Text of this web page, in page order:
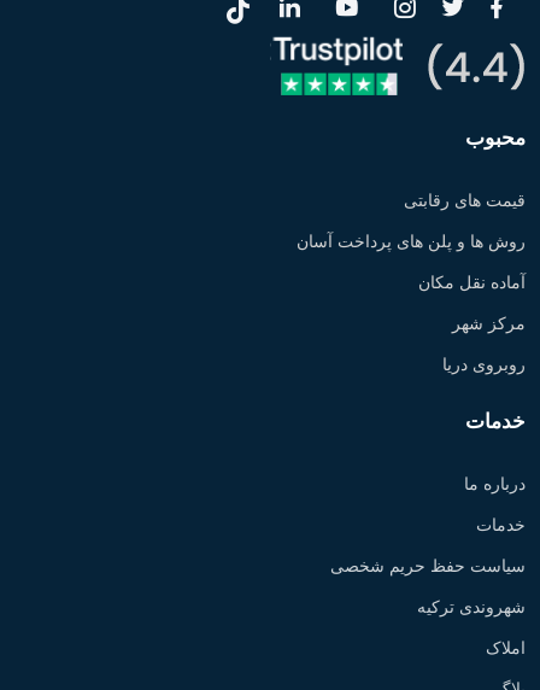
محبوب
قیمت های رقابتی
روش ها و پلن های پرداخت آسان
آماده نقل مکان
مرکز شهر
روبروی دریا
خدمات
درباره ما
خدمات
سیاست حفظ حریم شخصی
شهروندی ترکیه
املاک